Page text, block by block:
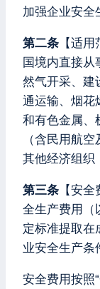
加强企业安全
第二条 【适
国境内直接从
然气开采、建
通运输、烟花
和有色金属、
（含民用航
其他经济组织
第三条 【安
全生产费用（
定标准提取在
业安全生产条
安全费用按照